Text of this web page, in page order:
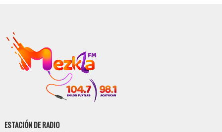
ESTACIÓN DE RADIO